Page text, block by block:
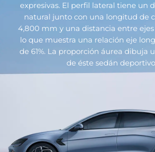
expresivas. El perfil lateral tiene un
natural junto con una longitud de
4,800 mm y una distancia entre
lo que muestra una relación eje­
de 61%. La proporción áurea dibuja
de éste sedán